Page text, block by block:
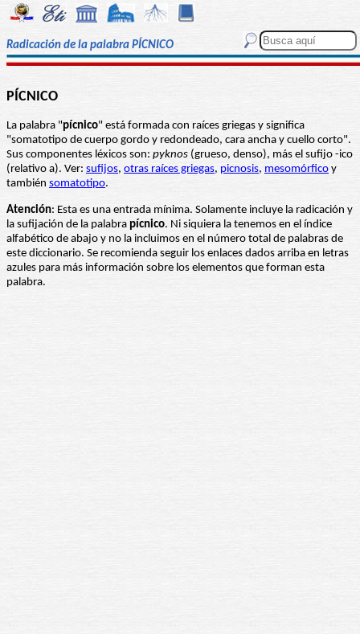
Radicación de la palabra PÍCNICO
PÍCNICO
La palabra "pícnico" está formada con raíces griegas y significa
"somatotipo de cuerpo gordo y redondeado, cara ancha y cuello corto".
Sus componentes léxicos son: pyknos (grueso, denso), más el sufijo -ico
(relativo a). Ver: sufijos, otras raíces griegas, picnosis, mesomórfico y
también somatotipo.
Atención: Esta es una entrada mínima. Solamente incluye la radicación y
la sufijación de la palabra pícnico. Ni siquiera la tenemos en el índice
alfabético de abajo y no la incluimos en el número total de palabras de
este diccionario. Se recomienda seguir los enlaces dados arriba en letras
azules para más información sobre los elementos que forman esta
palabra.